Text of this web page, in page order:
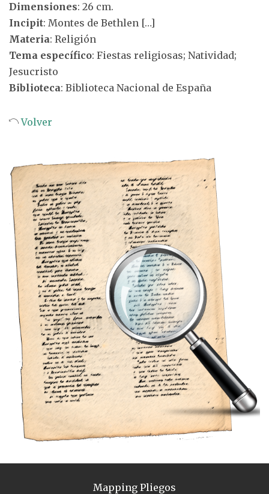
Dimensiones: 26 cm.
Incipit: Montes de Bethlen […]
Materia: Religión
Tema específico: Fiestas religiosas; Natividad;
Jesucristo
Biblioteca: Biblioteca Nacional de España
Volver
Mapping Pliegos